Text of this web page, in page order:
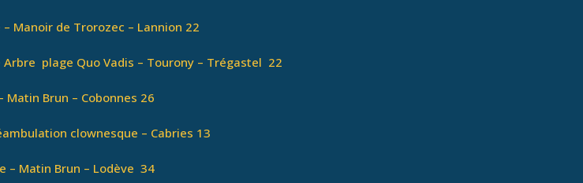
– Manoir de Trorozec – Lannion 22
plage Quo Vadis – Tourony – Trégastel 22
Matin Brun – Cobonnes 26
clownesque – Cabries 13
– Matin Brun – Lodève 34